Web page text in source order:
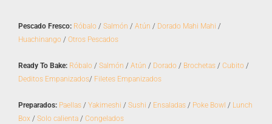
o
o
g
Pescado Fresco: Róbalo / Salmón / Atún / Dorado Mahi Mahi /
Huachinango / Otros Pescados
Ready To Bake: Róbalo / Salmón / Atún / Dorado / Brochetas / Cubito /
Deditos Empanizados/ Filetes Empanizados
Preparados: Paellas / Yakimeshi / Sushi / Ensaladas / Poke Bowl / Lunch
Box / Solo calienta / Congelados